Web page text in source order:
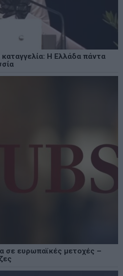
Η Ελλάδα πάντα
σε ευρωπαϊκές μετοχές –